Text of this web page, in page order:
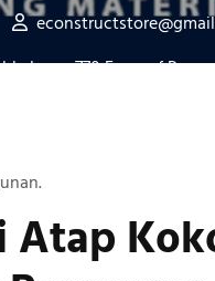
Layer 770 Ecoroof
Atap